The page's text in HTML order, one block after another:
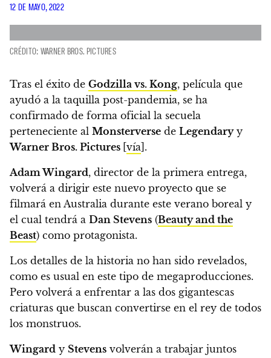
12 DE MAYO, 2022
CRÉDITO: WARNER BROS. PICTURES
Tras el éxito de Godzilla vs. Kong, película que
ayudó a la taquilla post-pandemia, se ha
confirmado de forma oficial la secuela
perteneciente al Monsterverse de Legendaryy
Warner Bros. Pictures vía ].
Adam Wingard, director de la primera entrega,
volverá a dirigir este nuevo proyecto que se
filmará en Australia durante este verano boreal y
el cual tendrá a Dan Stevens (Beauty and the
Beast) como protagonista.
Los detalles de la historia no han sido revelados,
como es usual en este tipo de megaproducciones.
Pero volverá a enfrentar a las dos gigantescas
criaturas que buscan convertirse en el rey de todos
los monstruos.
Wingard y Stevens volverán a trabajar juntos